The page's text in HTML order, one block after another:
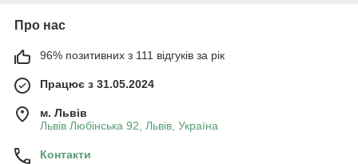
Про нас
96% позитивних з 111 відгуків за рік
Працює з 31.05.2024
м. Львів
Львів Любінська 92, Львів, Україна
Контакти